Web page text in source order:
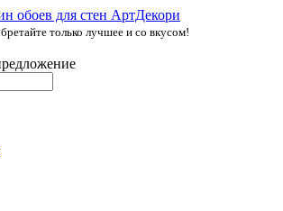
только лучшее и со вкусом!